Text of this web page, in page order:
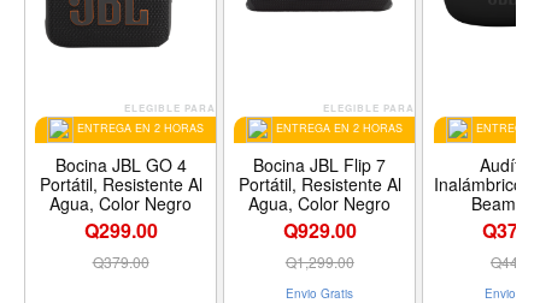
Certificación IP IP68
ELEGIBLE PARA
ENTREGA EN 2 HORAS
Bocina JBL GO 4
Portátil, Resistente Al
Agua, Color Negro
Q299.00
Q379.00
ELEGIBLE PARA
ENTREGA EN 2 HORAS
Bocina JBL Flip 7
Portátil, Resistente Al
Agua, Color Negro
Q929.00
Q1,299.00
Envio Gratis
ENTREGA
Inalámbricos
Beam 2
Cancelación
Bluetooth,
Q
Envio